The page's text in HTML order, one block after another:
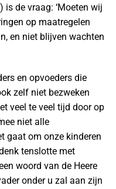
de vraag: ‘Moeten wij
op maatregelen
en niet blijven wachten
en opvoeders die
zelf niet bezweken
veel te veel tijd door op
niet alle
gaat om onze kinderen
tenslotte met
woord van de Heere
onder u zal aan zijn